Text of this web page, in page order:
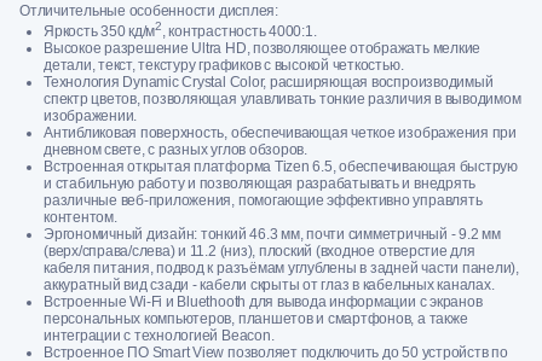
Отличительные особенности дисплея:
Яркость 350 кд/м2, контрастность 4000:1.
Высокое разрешение Ultra HD, позволяющее отображать мелкие
детали, текст, текстуру графиков с высокой четкостью.
Технология Dynamic Crystal Color, расширяющая воспроизводимый
спектр цветов, позволяющая улавливать тонкие различия в выводимом
изображении.
Антибликовая поверхность, обеспечивающая четкое изображения при
дневном свете, с разных углов обзоров.
Встроенная открытая платформа Tizen 6.5, обеспечивающая быструю
и стабильную работу и позволяющая разрабатывать и внедрять
различные веб-приложения, помогающие эффективно управлять
контентом.
Эргономичный дизайн: тонкий 46.3 мм, почти симметричный - 9.2 мм
(верх/справа/слева) и 11.2 (низ), плоский (входное отверстие для
кабеля питания, подвод к разъёмам углублены в задней части панели),
аккуратный вид сзади - кабели скрыты от глаз в кабельных каналах.
Встроенные Wi-Fi и Bluethooth для вывода информации с экранов
персональных компьютеров, планшетов и смартфонов, а также
интеграции с технологией Beacon.
Встроенное ПО Smart View позволяет подключить до 50 устройств по